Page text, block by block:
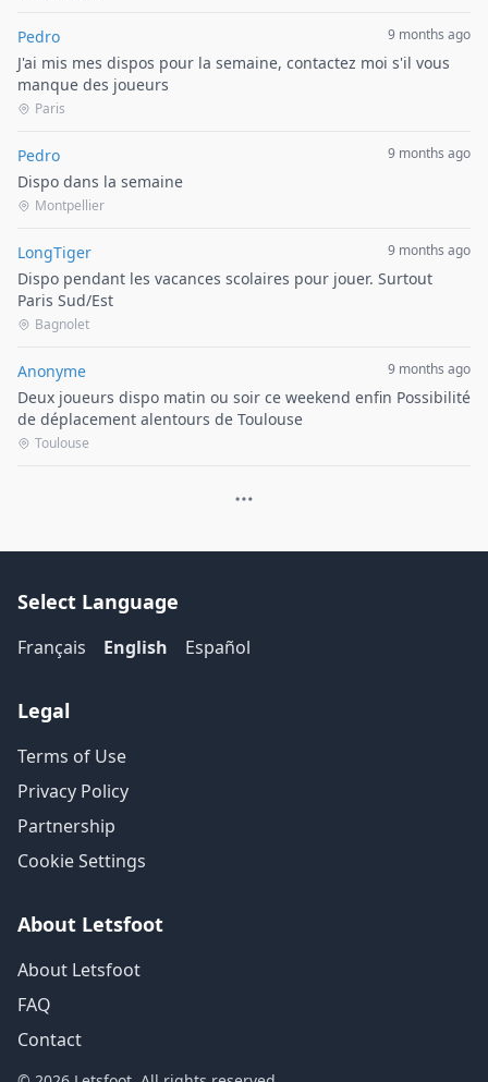
Pedro 9 months ago
J'ai mis mes dispos pour la semaine, contactez moi s'il vous
manque des joueurs
Paris
Pedro 9 months ago
Dispo dans la semaine
Montpellier
LongTiger 9 months ago
Dispo pendant les vacances scolaires pour jouer. Surtout
Paris Sud/Est
Bagnolet
Anonyme 9 months ago
Deux joueurs dispo matin ou soir ce weekend enfin Possibilité
de déplacement alentours de Toulouse
Toulouse
Select Language
Français English Español
Legal
Terms of Use
Privacy Policy
Partnership
Cookie Settings
About Letsfoot
About Letsfoot
FAQ
Contact